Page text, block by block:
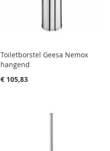
Toiletborstel Geesa Nemox
hangend
€ 105,83